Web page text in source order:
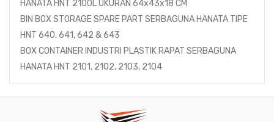
HANATA HNT 2100L UKURAN 64x43x18 CM
BIN BOX STORAGE SPARE PART SERBAGUNA HANATA TIPE
HNT 640, 641, 642 & 643
BOX CONTAINER INDUSTRI PLASTIK RAPAT SERBAGUNA
HANATA HNT 2101, 2102, 2103, 2104